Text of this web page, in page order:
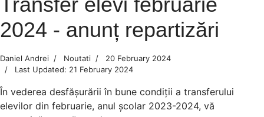
2024 - anunț repartizări
Daniel Andrei Noutati
20 February 2024
Last Updated: 21 February 2024
În vederea desfășurării în bune condiții a transferului
elevilor din februarie, anul școlar 2023-2024, vă